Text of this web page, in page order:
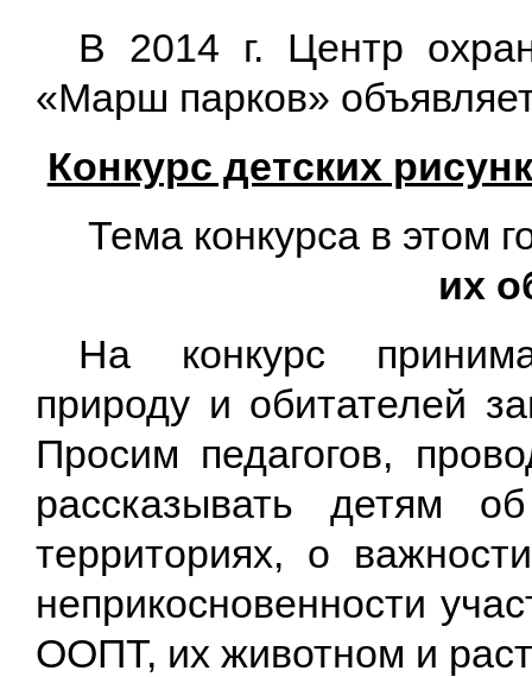
В 2014 г. Центр
«Марш парков»
Конкурс детских
Тема конкурса в этом
их
На конкурс
природу и обитателей
Просим педагогов,
рассказывать детям
территориях, о
неприкосновенности
ООПТ, их животном и